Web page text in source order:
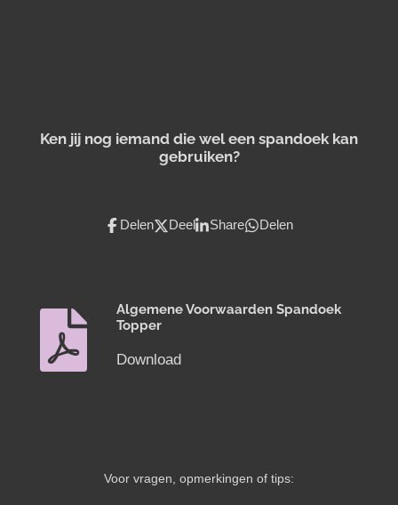
Ken jij nog iemand die wel een spandoek kan
gebruiken?
Delen Deel Share Delen
Algemene Voorwaarden Spandoek
Topper
Download
Voor vragen, opmerkingen of tips: